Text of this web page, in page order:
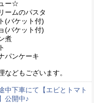
ー☆
ームのパスタ
(バケット付)
(バケット付)
煮
パンケーキ
などもございます。
中下車にて【エビとトマト
公開中♪